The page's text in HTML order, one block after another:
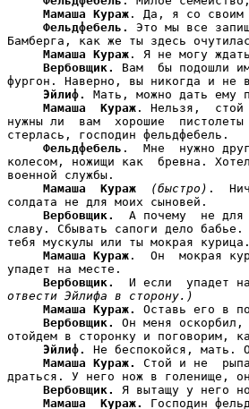
Мамаша Кураж . Да, я со своим
Фельдфебель.
Это мы все
Бамберга, как же ты здесь
Мамаша Кураж . Я не могу
Вербовщик.
Вам  бы подошли
фургон. Наверно, вы никогда и не
Эйлиф.
Мать, можно дать ему
Мамаша  Кураж . Нельзя,  стой
нужны ли  вам  хорошие
стерлась, господин фельдфебель.
Фельдфебель .  Мне  нужно
колесом, ножищи как  бревна.
военной службы.
Мамаша  Кураж
(быстро) .
солдата не для моих сыновей.
Вербовщик.
А почему  не для
славу. Сбывать сапоги дело бабье.
тебя мускулы или ты мокрая курица.
Мамаша Кураж .  Он  мокрая
упадет на месте.
Вербовщик.
И если  упадет
отвести Эйлифа в сторону.)
Мамаша Кураж.
Оставь его в
Вербовщик.
Он меня
отойдем в сторонку и поговорим,
Эйлиф.
Не беспокойся, мать.
Мамаша Кураж.
Стой и не
драться. У него нож в голенище,
Вербовщик.
Я вытащу у него
Мамаша  Кураж.
Господин